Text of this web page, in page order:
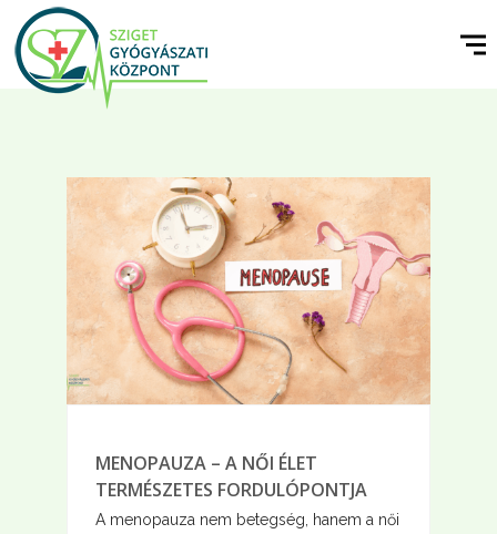
MENOPAUZA – A NŐI ÉLET
TERMÉSZETES FORDULÓPONTJA
A menopauza nem betegség, hanem a női